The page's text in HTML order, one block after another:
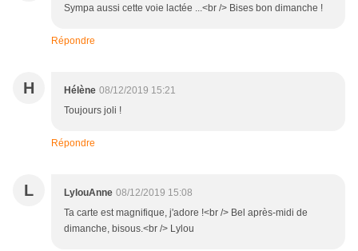
Sympa aussi cette voie lactée ...<br /> Bises bon dimanche !
Répondre
H Hélène 08/12/2019 15:21
Toujours joli !
Répondre
L LylouAnne 08/12/2019 15:08
Ta carte est magnifique, j'adore !<br /> Bel après-midi de
dimanche, bisous.<br /> Lylou